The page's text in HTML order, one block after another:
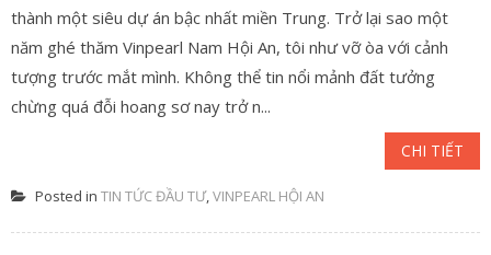
thành một siêu dự án bậc nhất miền Trung. Trở lại sao một
năm ghé thăm Vinpearl Nam Hội An, tôi như vỡ òa với cảnh
tượng trước mắt mình. Không thể tin nổi mảnh đất tưởng
chừng quá đỗi hoang sơ nay trở n...
CHI TIẾT
Posted in TIN TỨC ĐẦU TƯ,VINPEARL HỘI AN